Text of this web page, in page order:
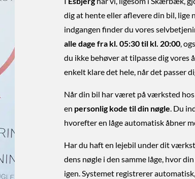
dig at hente eller aflevere din bil, lige
indgangen finder du vores
alle dage fra kl. 05:30 til kl. 20:00,
du ikke behøver at tilpasse dig vores
enkelt klare det hele, når det passer
Når din bil har været på værksted
en personlig kode til din nøgle. Du
hvorefter en låge automatisk åbner
Har du haft en lejebil under dit
dens nøgle i den samme låge, hvor
igen. Systemet registrerer